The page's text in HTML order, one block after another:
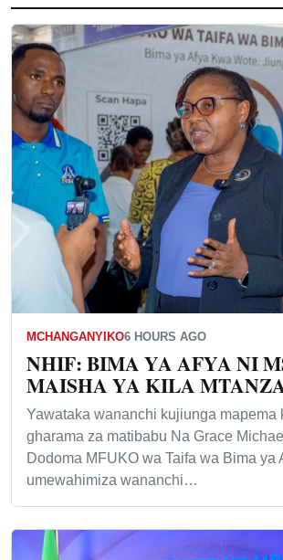
MCHANGANYIKO6 HOURS AGO
NHIF: BIMA YA AFYA NI
MAISHA YA KILA
Yawataka wananchi kujiunga mapema
gharama za matibabu Na Grace
Dodoma MFUKO wa Taifa wa Bima ya
umewahimiza wananchi…